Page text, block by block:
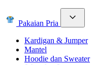
Pakaian Pria
Kardigan & Jumper
Mantel
Hoodie dan Sweater